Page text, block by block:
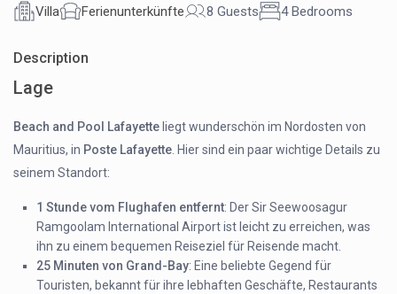
Villa Ferienunterkünfte 8 Guests 4 Bedrooms
Description
Lage
Beach and Pool Lafayette liegt wunderschön im Nordosten von
Mauritius, in Poste Lafayette . Hier sind ein paar wichtige Details zu
seinem Standort:
1 Stunde vom Flughafen entfernt: Der Sir Seewoosagur
Ramgoolam International Airport ist leicht zu erreichen, was
ihn zu einem bequemen Reiseziel für Reisende macht.
25 Minuten von Grand-Bay: Eine beliebte Gegend für
Touristen, bekannt für ihre lebhaften Geschäfte, Restaurants